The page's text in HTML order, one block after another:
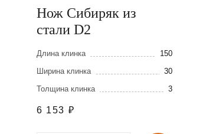
Нож Сибиряк из
стали D2
Длина клинка
150
Ширина клинка
30
Толщина клинка
3
6 153 ₽